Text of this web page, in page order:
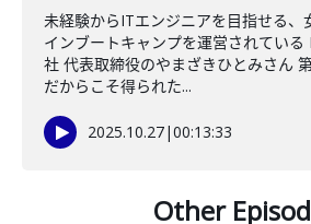
未経験からITエンジニアを目指せる、
インブートキャンプを運営されてい
社 代表取締役のやまざきひとみさん
だからこそ得られた...
2025.10.27|00:13:33
Other